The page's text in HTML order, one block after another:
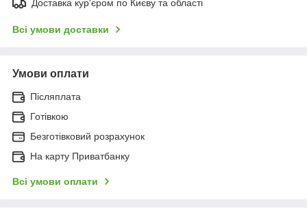
Доставка кур'єром по Києву та області
Всі умови доставки
Умови оплати
Післяплата
Готівкою
Безготівковий розрахунок
На карту Приватбанку
Всі умови оплати